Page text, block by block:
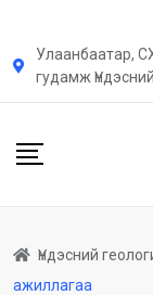
Улаанбаатар,
гудамж
Үндэсний
ажиллагаа